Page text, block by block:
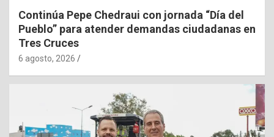
Continúa Pepe Chedraui con jornada “Día del
Pueblo” para atender demandas ciudadanas en
Tres Cruces
6 agosto, 2026